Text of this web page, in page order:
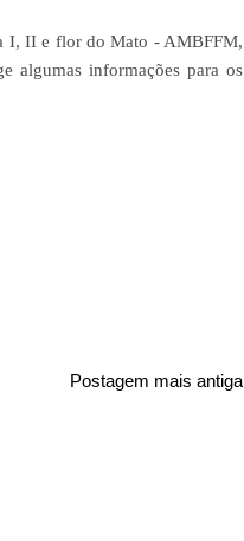
I, II e flor do Mato - AMBFFM,
algumas informações para os
Postagem mais antiga